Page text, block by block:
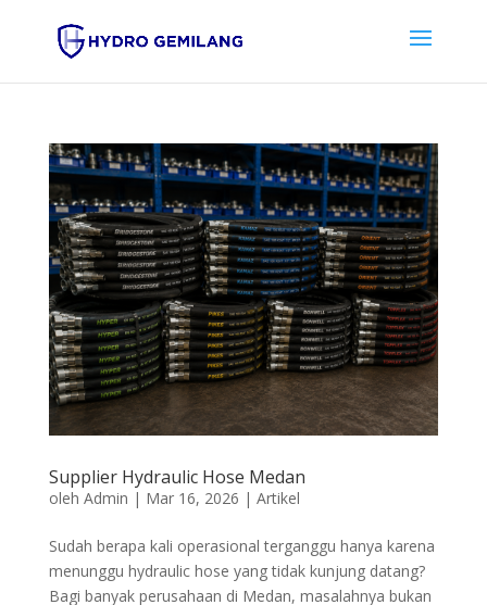
Supplier Hydraulic Hose Medan
oleh Admin | Mar 16, 2026 | Artikel
Sudah berapa kali operasional terganggu hanya karena
menunggu hydraulic hose yang tidak kunjung datang?
Bagi banyak perusahaan di Medan, masalahnya bukan